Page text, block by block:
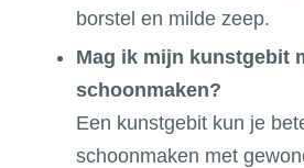
borstel en milde zeep.
Mag ik mijn kunstgebit
schoonmaken?
Een kunstgebit kun je
schoonmaken met